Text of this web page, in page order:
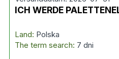
ICH WERDE
Land: Polska
The term search: 7 dni